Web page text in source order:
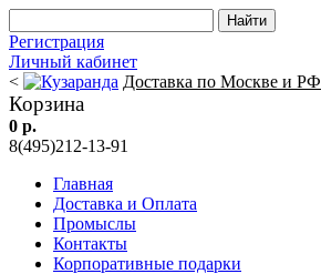
Регистрация
Личный кабинет
<
Доставка по Москве и РФ
Корзина
0 р.
8(495)212-13-91
Главная
Доставка и Оплата
Промыслы
Контакты
Корпоративные подарки